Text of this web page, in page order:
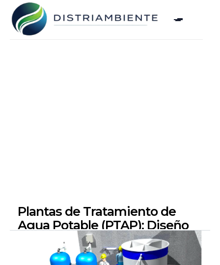
Plantas de Tratamiento de
Agua Potable (PTAP): Diseño
Personalizado y Calidad
Certificada